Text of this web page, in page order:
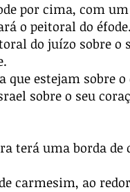
por cima, com
o peitoral do éfode.
do juízo sobre o
estejam sobre
sobre o seu
terá uma borda de
carmesim, ao